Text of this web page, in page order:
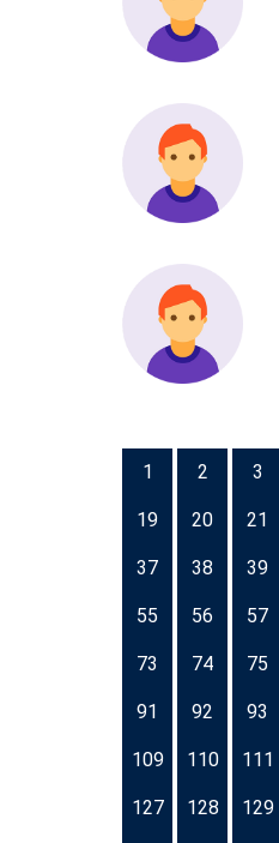
1 2 3
19 20 21
37 38 39
55 56 57
73 74 75
91 92 93
109 110 111
127 128 129